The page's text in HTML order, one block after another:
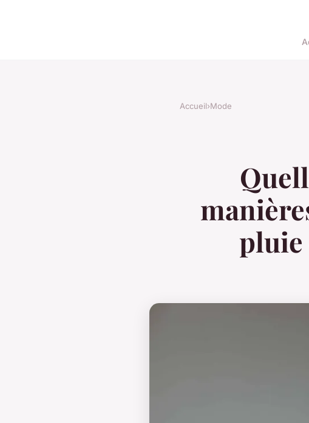
Accueil›Mode
pluie